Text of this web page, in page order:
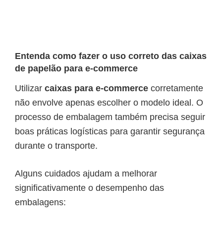
Entenda como fazer o uso correto das caixas
de papelão para e-commerce
Utilizar caixas para e-commerce corretamente
não envolve apenas escolher o modelo ideal. O
processo de embalagem também precisa seguir
boas práticas logísticas para garantir segurança
durante o transporte.
Alguns cuidados ajudam a melhorar
significativamente o desempenho das
embalagens: